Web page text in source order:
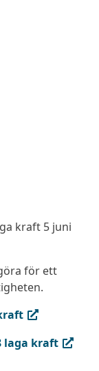
kraft 5 juni
för ett
laga kraft